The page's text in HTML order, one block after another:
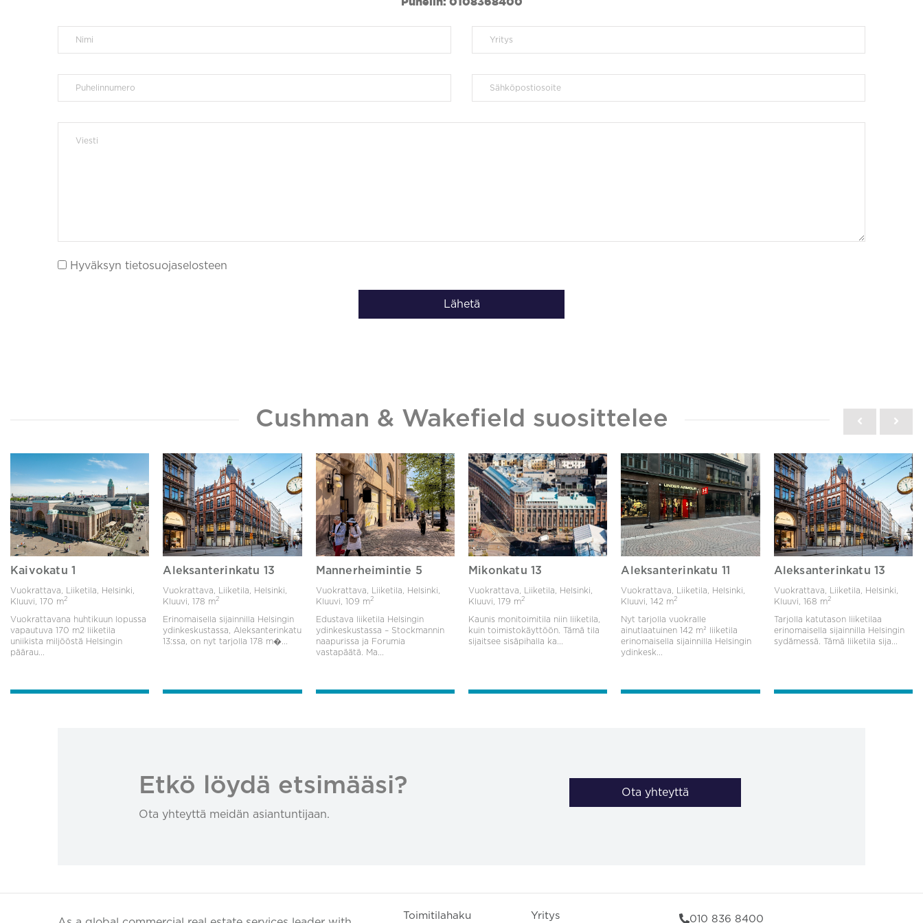
Hyväksyn tietosuojaselosteen
Lähetä
Cushman & Wakefield suosittelee
Kaivokatu 1
Vuokrattava, Liiketila, Helsinki,
Kluuvi, 170 m2
Vuokrattavana huhtikuun lopussa
vapautuva 170 m2 liiketila
uniikista miljööstä Helsingin
päärau...
Aleksanterinkatu 13
Vuokrattava, Liiketila, Helsinki,
Kluuvi,178 m2
Erinomaisella sijainnilla Helsingin
ydinkeskustassa, Aleksanterinkatu
13:ssa, on nyt tarjolla 178 m�...
Mannerheimintie 5
Vuokrattava, Liiketila, Helsinki,
Kluuvi, 109 m2
Edustava liiketila Helsingin
ydinkeskustassa – Stockmannin
naapurissa ja Forumia
vastapäätä. Ma...
Mikonkatu 13
Vuokrattava, Liiketila, Helsinki,
Kluuvi, 179 m2
Kaunis monitoimitila niin liiketila,
kuin toimistokäyttöön. Tämä tila
sijaitsee sisäpihalla ka...
Aleksanterinkatu 11
Vuokrattava, Liiketila, Helsinki,
Kluuvi,142 m2
Nyt tarjolla vuokralle
ainutlaatuinen 142 m² liiketila
erinomaisella sijainnilla Helsingin
ydinkesk...
Aleksanterinkatu 13
Vuokrattava, Liiketila, Helsinki,
Kluuvi, 168 m2
Tarjolla katutason liiketilaa
erinomaisella sijainnilla Helsingin
sydämessä. Tämä liiketila sija...
Etkö löydä etsimääsi?
Ota yhteyttä meidän asiantuntijaan.
Ota yhteyttä
Toimitilahaku Yritys 010 836 8400